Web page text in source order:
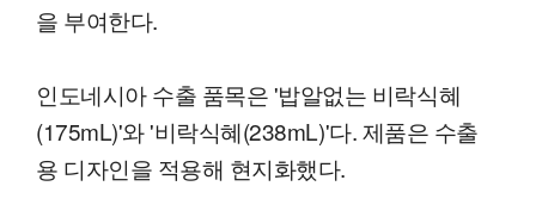
을 부여한다.
인도네시아 수출 품목은 '밥알없는 비락식혜
(175mL)'와 '비락식혜(238mL)'다. 제품은 수출
용 디자인을 적용해 현지화했다.